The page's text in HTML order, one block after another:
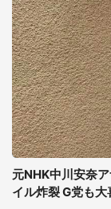
元NHK中川安奈
イル炸裂 G党も大